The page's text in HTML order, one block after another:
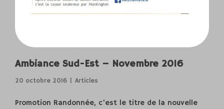
Ambiance Sud-Est – Novembre 2016
20 octobre 2016 Articles
Promotion Randonnée, c’est le titre de la nouvelle